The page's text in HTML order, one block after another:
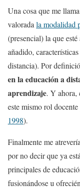
Una cosa que me
valoradala modalidad
(presencial) la que
añadido,
distancia). Por
en la educación a
aprendizaje. Y ahora,
este mismo rol
1998).
Finalmente me
por no decir que ya
principales de
fusionándose u